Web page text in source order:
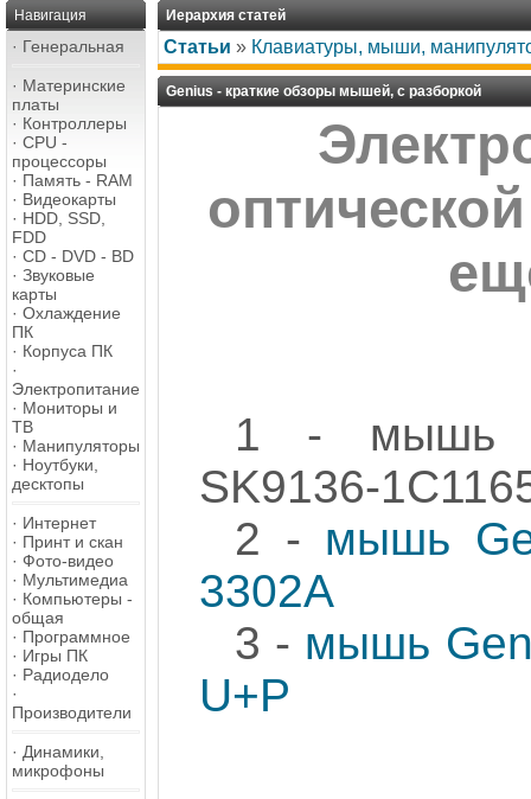
Навигация
· Генеральная
· Материнские
платы
· Контроллеры
· CPU -
процессоры
· Память - RAM
· Видеокарты
· HDD, SSD,
FDD
· CD - DVD - BD
· Звуковые
карты
· Охлаждение
ПК
· Корпуса ПК
·
Электропитание
· Мониторы и
ТВ
· Манипуляторы
· Ноутбуки,
десктопы
· Интернет
· Принт и скан
· Фото-видео
· Мультимедиа
· Компьютеры -
общая
· Программное
· Игры ПК
· Радиодело
·
Производители
· Динамики,
микрофоны
Иерархия статей
Статьи » Клавиатуры, мыши,
Genius - краткие обзоры мышей, с разборкой
1 - мышь
SK9136-
2 - мышь
3302A
3 - мышь
U+P